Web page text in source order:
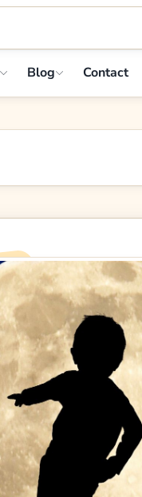
Blog Contact